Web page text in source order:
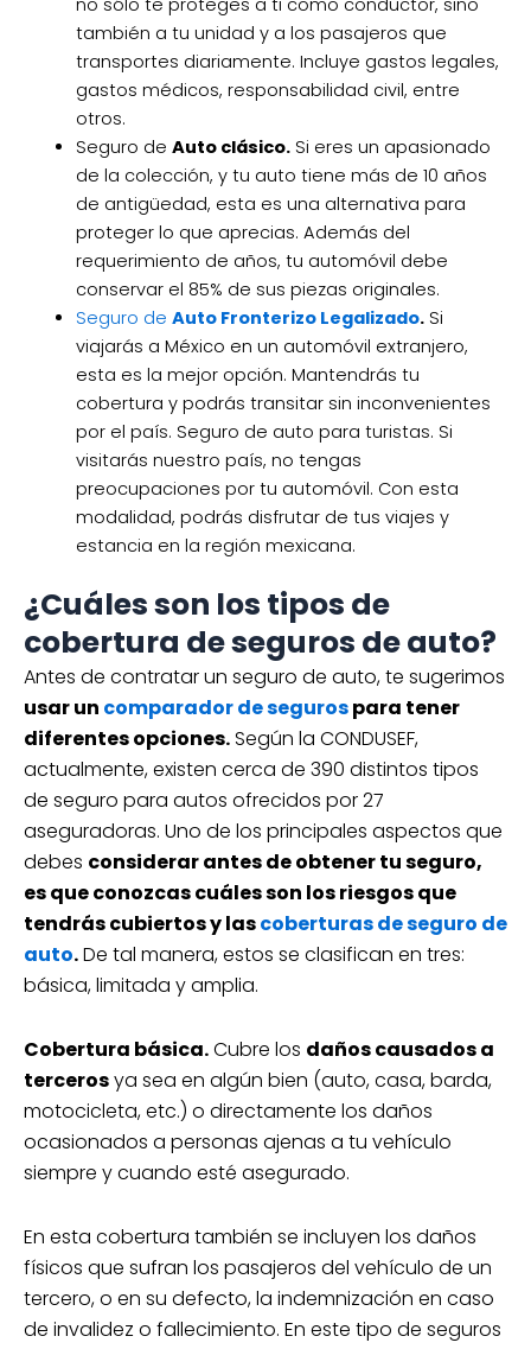
no sólo te proteges a ti como conductor, sino
también a tu unidad y a los pasajeros que
transportes diariamente. Incluye gastos legales,
gastos médicos, responsabilidad civil, entre
otros.
Seguro de Auto clásico.Si eres un apasionado
de la colección, y tu auto tiene más de 10 años
de antigüedad, esta es una alternativa para
proteger lo que aprecias. Además del
requerimiento de años, tu automóvil debe
conservar el 85% de sus piezas originales.
Seguro de Auto Fronterizo Legalizado.Si
viajarás a México en un automóvil extranjero,
esta es la mejor opción. Mantendrás tu
cobertura y podrás transitar sin inconvenientes
por el país. Seguro de auto para turistas. Si
visitarás nuestro país, no tengas
preocupaciones por tu automóvil. Con esta
modalidad, podrás disfrutar de tus viajes y
estancia en la región mexicana.
¿Cuáles son los tipos de
cobertura de seguros de auto?
Antes de contratar un seguro de auto, te sugerimos
usar un comparador de segurospara tener
diferentes opciones.Según la CONDUSEF,
actualmente, existen cerca de 390 distintos tipos
de seguro para autos ofrecidos por 27
aseguradoras. Uno de los principales aspectos que
debes considerar antes de obtener tu seguro,
es que conozcas cuáles son los riesgos que
tendrás cubiertos y lascoberturas de seguro de
auto.De tal manera, estos se clasifican en tres:
básica, limitada y amplia.
Cobertura básica.Cubre los daños causados a
tercerosya sea en algún bien (auto, casa, barda,
motocicleta, etc.) o directamente los daños
ocasionados a personas ajenas a tu vehículo
siempre y cuando esté asegurado.
En esta cobertura también se incluyen los daños
físicos que sufran los pasajeros del vehículo de un
tercero, o en su defecto, la indemnización en caso
de invalidez o fallecimiento. En este tipo de seguros